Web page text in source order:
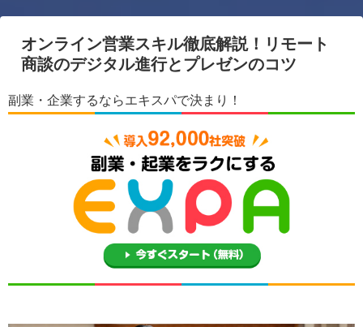
オンライン営業スキル徹底解説！リモート
商談のデジタル進行とプレゼンのコツ
副業・企業するならエキスパで決まり！